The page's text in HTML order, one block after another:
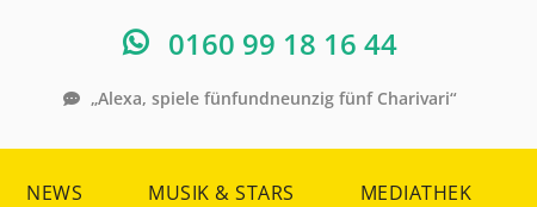
0160 99 18 16 44
„Alexa, spiele fünfundneunzig fünf Charivari“
NEWS MUSIK & STARS MEDIATHEK